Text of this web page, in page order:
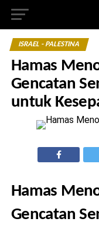
ISRAEL - PALESTINA
Hamas
Gencatan
untuk
Hamas
Gencatan